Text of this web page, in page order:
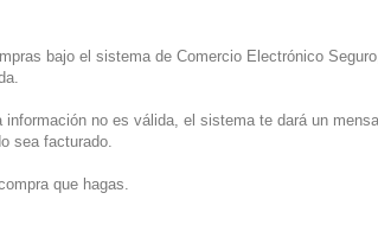
bajo el sistema de Comercio Electrónico
no es válida, el sistema te dará un
sea facturado.
que hagas.